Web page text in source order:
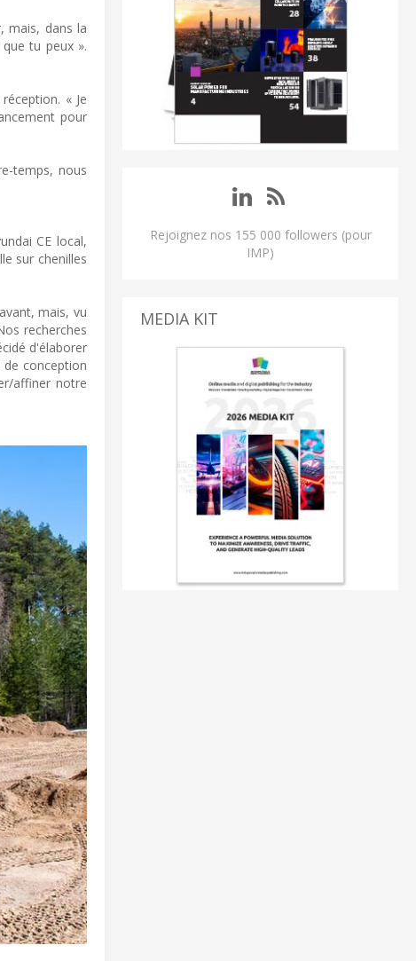
mais, dans la
tu peux ».
« Je
pour
temps, nous
CE local,
sur chenilles
mais, vu
recherches
d'élaborer
conception
affiner notre
Rejoignez nos 155 000 followers (pour
IMP)
MEDIA KIT